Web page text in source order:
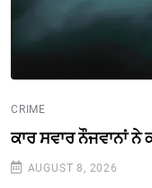
CRIME
ਕਾਰ ਸਵਾਰ ਨੌਜਵਾਨਾਂ
AUGUST 8, 2026